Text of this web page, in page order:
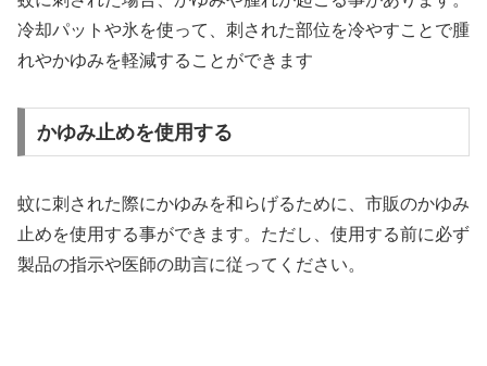
冷却パットや氷を使って、刺された部位を冷やすことで腫
れやかゆみを軽減することができます
かゆみ止めを使用する
蚊に刺された際にかゆみを和らげるために、市販のかゆみ
止めを使用する事ができます。ただし、使用する前に必ず
製品の指示や医師の助言に従ってください。